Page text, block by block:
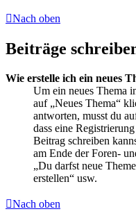
Nach oben
Beiträge
Wie erstelle ich ein neues
Um ein neues Thema
auf „Neues Thema“
antworten, musst du
dass eine
Beitrag schreiben
am Ende der Foren-
„Du darfst neue
erstellen“ usw.
Nach oben